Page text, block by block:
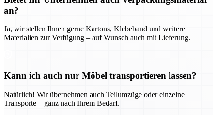
an?
Ja, wir stellen Ihnen gerne Kartons, Klebeband und weitere
Materialien zur Verfügung – auf Wunsch auch mit Lieferung.
Kann ich auch nur Möbel transportieren lassen?
Natürlich! Wir übernehmen auch Teilumzüge oder einzelne
Transporte – ganz nach Ihrem Bedarf.